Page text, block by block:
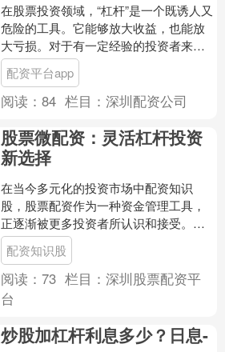
在股票投资领域，“杠杆”是一个既诱人又
危险的工具。它能够放大收益，也能放
大亏损。对于有一定经验的投资者来
说，合理运用杠杆，是提升资金使用效
率、实现超额收益的重要....
配资平台app
阅读：84 栏目：深圳配资公司
股票微配资：灵活杠杆投资
新选择
在当今多元化的投资市场中配资知识
股，股票配资作为一种资金管理工具，
正逐渐被更多投资者所认识和接受。其
中，股票微配资以其低门槛、高灵活性
的特点，成为许多中小投资者....
配资知识股
阅读：73 栏目：深圳股票配资平
台
炒股加杠杆利息多少？日息-